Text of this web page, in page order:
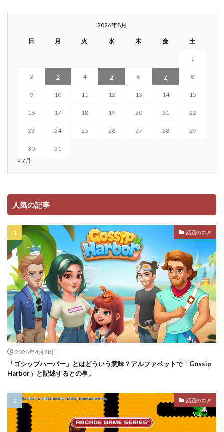
2026年8月
日 月 火 水 木 金 土
1
2 3 4 5 6 7 8
9 10 11 12 13 14 15
16 17 18 19 20 21 22
23 24 25 26 27 28 29
30
31
« 7月
人気の記事
話題のネタ
2026年4月28日
「ゴシップハーバー」とはどういう意味？アルファベットで「Gossip
Harbor」と記述するとの事。
話題のネタ